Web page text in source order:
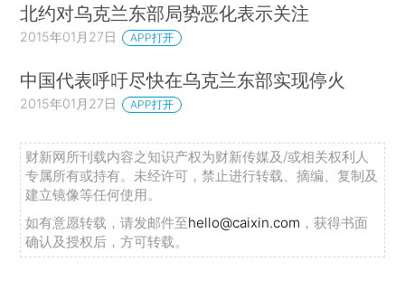
北约对乌克兰东部局势恶化表示关注
2015年01月27日 APP打开
中国代表呼吁尽快在乌克兰东部实现停火
2015年01月27日 APP打开
财新网所刊载内容之知识产权为财新传媒及/或相关权利人
专属所有或持有。未经许可，禁止进行转载、摘编、复制及
建立镜像等任何使用。
如有意愿转载，请发邮件至hello@caixin.com ，获得书面
确认及授权后，方可转载。